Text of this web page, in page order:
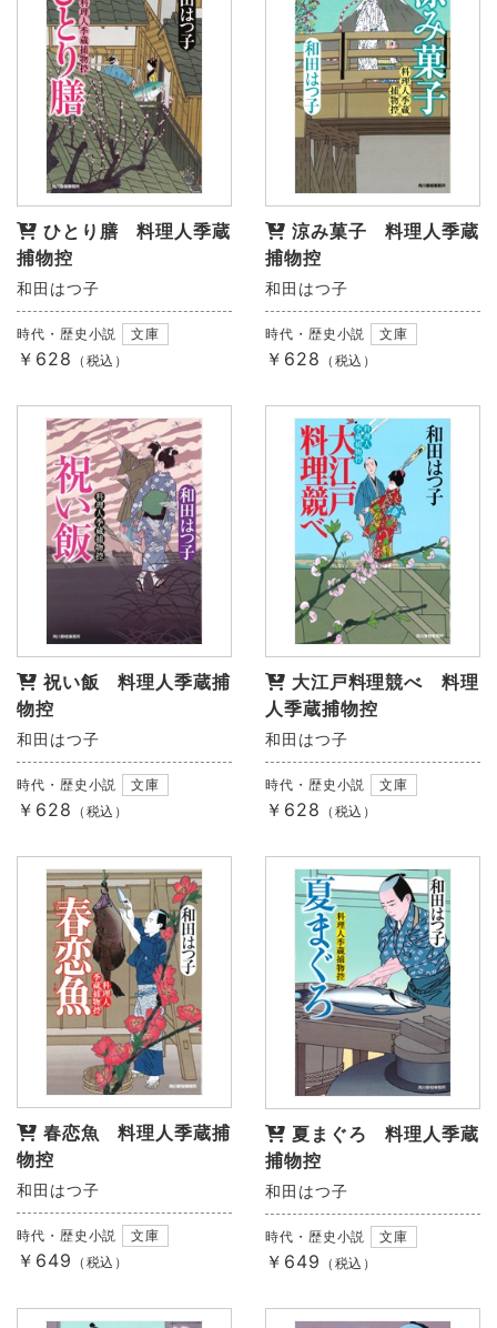
ひとり膳 料理人季蔵
捕物控
和田はつ子
時代・歴史小説 文庫
￥628 （税込）
涼み菓子 料理人季蔵
捕物控
和田はつ子
時代・歴史小説 文庫
￥628 （税込）
祝い飯 料理人季蔵捕
物控
和田はつ子
時代・歴史小説 文庫
￥628 （税込）
大江戸料理競べ 料理
人季蔵捕物控
和田はつ子
時代・歴史小説 文庫
￥628 （税込）
春恋魚 料理人季蔵捕
物控
和田はつ子
時代・歴史小説 文庫
￥649 （税込）
夏まぐろ 料理人季蔵
捕物控
和田はつ子
時代・歴史小説 文庫
￥649 （税込）